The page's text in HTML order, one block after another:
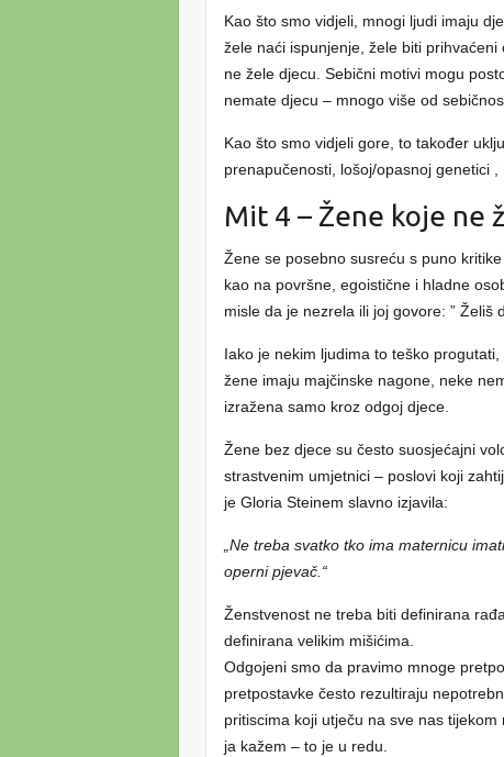
Kao što smo vidjeli, mnogi ljudi imaju
žele naći ispunjenje, žele biti
ne žele djecu. Sebični motivi mogu
nemate djecu – mnogo više od
Kao što smo vidjeli gore, to također
prenapučenosti, lošoj/opasnoj genetici
Mit 4 – Žene koje ne
Žene se posebno susreću s puno
kao na površne, egoistične i hladne
misle da je nezrela ili joj govore: ” Želiš
Iako je nekim ljudima to teško
žene imaju majčinske nagone, neke
izražena samo kroz odgoj djece.
Žene bez djece su često suosjećajni
strastvenim umjetnici – poslovi koji
je Gloria Steinem slavno izjavila:
„Ne treba svatko tko ima maternicu
operni pjevač.“
Ženstvenost ne treba biti definirana
definirana velikim mišićima.
Odgojeni smo da pravimo mnoge
pretpostavke često rezultiraju
pritiscima koji utječu na sve nas
ja kažem – to je u redu.